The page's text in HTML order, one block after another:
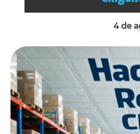
4 de